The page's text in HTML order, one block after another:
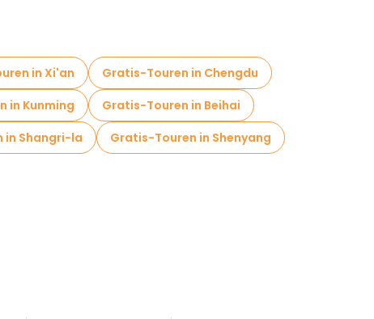
in Xi'an
Gratis-Touren in Chengdu
in Kunming
Gratis-Touren in Beihai
in Shangri-la
Gratis-Touren in Shenyang